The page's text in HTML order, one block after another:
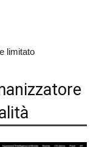
limitato